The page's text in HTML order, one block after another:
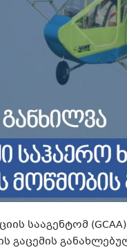
სააგენტომ
გაცემის